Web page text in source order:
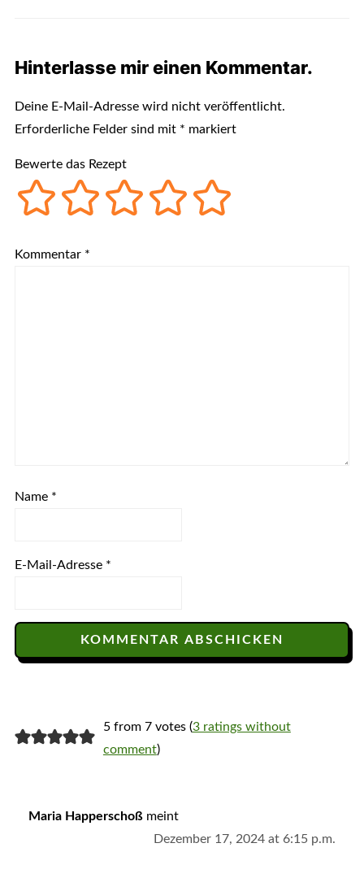
Hinterlasse mir einen Kommentar.
Deine E-Mail-Adresse wird nicht veröffentlicht.
Erforderliche Felder sind mit * markiert
Bewerte das Rezept
Kommentar *
Name *
E-Mail-Adresse *
5 from 7 votes (3 ratings without
comment)
Maria Happerschoß meint
Dezember 17, 2024 at 6:15 p.m.